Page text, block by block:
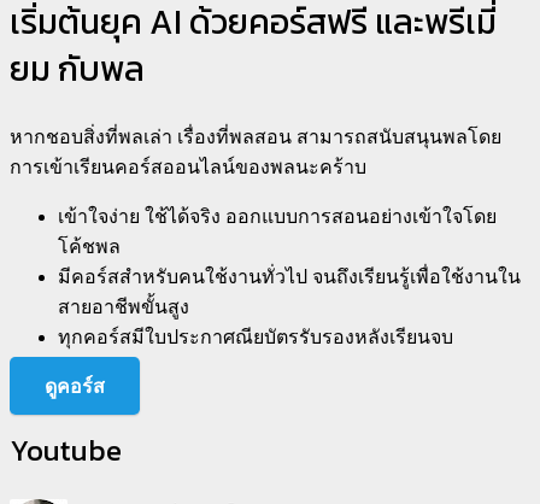
เริ่มต้นยุค AI ด้วยคอร์สฟรี และพรีเมี่
ยม กับพล
หากชอบสิ่งที่พลเล่า เรื่องที่พลสอน สามารถสนับสนุนพลโดย
การเข้าเรียนคอร์สออนไลน์ของพลนะคร้าบ
เข้าใจง่าย ใช้ได้จริง ออกแบบการสอนอย่างเข้าใจโดย
โค้ชพล
มีคอร์สสำหรับคนใช้งานทั่วไป จนถึงเรียนรู้เพื่อใช้งานใน
สายอาชีพขั้นสูง
ทุกคอร์สมีใบประกาศณียบัตรรับรองหลังเรียนจบ
ดูคอร์ส
Youtube